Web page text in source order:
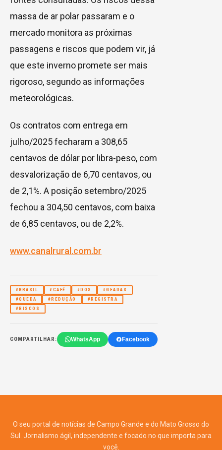
massa de ar polar passaram e o
mercado monitora as próximas
passagens e riscos que podem vir, já
que este inverno promete ser mais
rigoroso, segundo as informações
meteorológicas.
Os contratos com entrega em
julho/2025 fecharam a 308,65
centavos de dólar por libra-peso, com
desvalorização de 6,70 centavos, ou
de 2,1%. A posição setembro/2025
fechou a 304,50 centavos, com baixa
de 6,85 centavos, ou de 2,2%.
www.canalrural.com.br
#BRASIL #CAFÉ #DOS
#GEADAS
#QUEDA
#REDUÇÃO
#REGISTRA
#RISCOS
COMPARTILHAR: WhatsApp Facebook
O seu portal de notícias de Campo Grande e do Mato Grosso do
Sul. Jornalismo ágil, independente e focado no que importa para
você.